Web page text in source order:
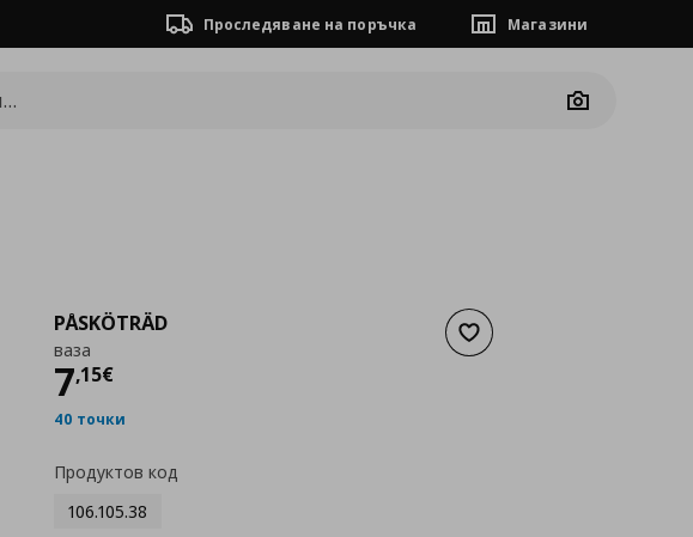
Проследяване на поръчка Магазини
Camera
Добави към списъка с
PÅSKÖTRÄD
ваза
7,15€
Цена
40 точки
Продуктов код
106.105.38